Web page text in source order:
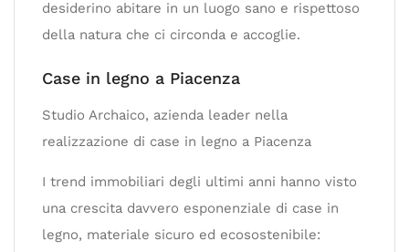
desiderino abitare in un luogo sano e rispettoso
della natura che ci circonda e accoglie.
Case in legno a Piacenza
Studio Archaico, azienda leader nella
realizzazione di case in legno a Piacenza
I trend immobiliari degli ultimi anni hanno visto
una crescita davvero esponenziale di case in
legno, materiale sicuro ed ecosostenibile: